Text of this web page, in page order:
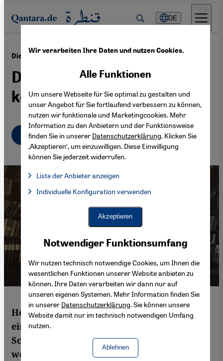
Direkt zum Inhalt springen
DE
Die Jüdin Hedwig Klein und "Mein Kampf" ·16.03.2018
Die Arabistin, die niemand
kennt
Deutsch English عربي
Hedwig Klein arbeitet in der Nazi-Zeit an
einem Wörterbuch, mit dessen Hilfe Hitlers
Schmähschrift ins Arabische übersetzt
werden soll. Geholfen hat es der Arabistin
Wir verarbeiten Ihre Daten und nutzen Cookies.
Notwendiger Funktionsumfang
Wir nutzen technisch notwendige Cookies, um Ihnen die
wesentlichen Funktionen unserer Website anbieten zu
können. Ihre Daten verarbeiten wir dann nur auf
unseren eigenen Systemen. Mehr Information finden Sie
in unserer Datenschutzerklärung. Sie können unsere
Website damit nur im technisch notwendigen Umfang
nutzen.
Ablehnen
Alle Funktionen
Um unsere Webseite für Sie optimal zu gestalten und
unser Angebot für Sie fortlaufend verbessern zu können,
nutzen wir funktionale und Marketingcookies. Mehr
Information zu den Anbietern und der Funktionsweise
finden Sie in unserer Datenschutzerklärung. Klicken Sie
‚Akzeptieren‘, um einzuwilligen. Diese Einwilligung
können Sie jederzeit widerrufen.
Liste der Anbieter anzeigen
Facebook Embed / Facebook Connect, Google Maps Embed,
Facebook Embed / Facebook Connect
Google Maps Embed
Individuelle Konfiguration verwenden
Akzeptieren